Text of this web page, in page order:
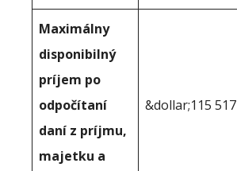
Maximálny
disponibilný
príjem po
odpočítaní
daní z príjmu,
majetku a
&dollar;115 517